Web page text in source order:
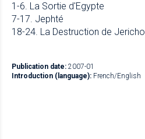
1-6. La Sortie d'Egypte
7-17. Jephté
18-24. La Destruction de Jericho
Publication date: 2007-01
Introduction (language): French/English